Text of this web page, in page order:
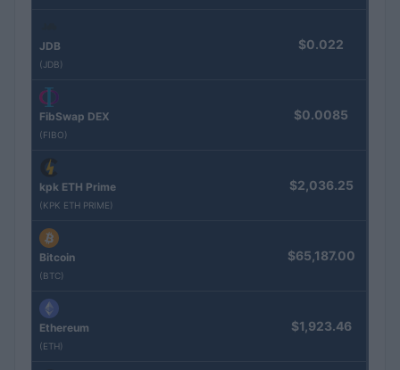
JDB
(JDB)
$0.022
FibSwap DEX
(FIBO)
$0.0085
kpk ETH Prime
(KPK ETH PRIME)
$2,036.25
Bitcoin
(BTC)
$65,187.00
Ethereum
(ETH)
$1,923.46